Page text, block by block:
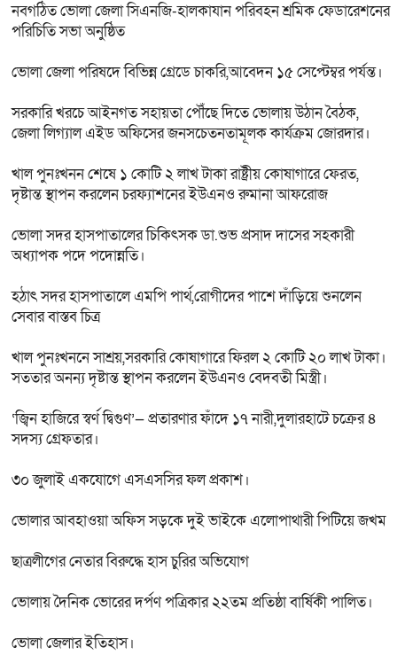
নবগঠিত ভোলা জেলা সিএনজি-হালকাযান পরিবহন শ্রমিক ফেডারেশনের
পরিচিতি সভা অনুষ্ঠিত
ভোলা জেলা পরিষদে বিভিন্ন গ্রেডে চাকরি,আবেদন ১৫ সেপ্টেম্বর পর্যন্ত।
সরকারি খরচে আইনগত সহায়তা পৌঁছে দিতে ভোলায় উঠান বৈঠক,
জেলা লিগ্যাল এইড অফিসের জনসচেতনতামূলক কার্যক্রম জোরদার।
খাল পুনঃখনন শেষে ১ কোটি ২ লাখ টাকা রাষ্ট্রীয় কোষাগারে ফেরত,
দৃষ্টান্ত স্থাপন করলেন চরফ্যাশনের ইউএনও রুমানা আফরোজ
ভোলা সদর হাসপাতালের চিকিৎসক ডা.শুভ প্রসাদ দাসের সহকারী
অধ্যাপক পদে পদোন্নতি।
হঠাৎ সদর হাসপাতালে এমপি পার্থ,রোগীদের পাশে দাঁড়িয়ে শুনলেন
সেবার বাস্তব চিত্র
খাল পুনঃখননে সাশ্রয়,সরকারি কোষাগারে ফিরল ২ কোটি ২০ লাখ টাকা।
সততার অনন্য দৃষ্টান্ত স্থাপন করলেন ইউএনও বেদবতী মিস্ত্রী।
‘জ্বিন হাজিরে স্বর্ণ দ্বিগুণ’— প্রতারণার ফাঁদে ১৭ নারী,দুলারহাটে চক্রের ৪
সদস্য গ্রেফতার।
৩০ জুলাই একযোগে এসএসসির ফল প্রকাশ।
ভোলার আবহাওয়া অফিস সড়কে দুই ভাইকে এলোপাথারী পিটিয়ে জখম
ছাত্রলীগের নেতার বিরুদ্ধে হাস চুরির অভিযোগ
ভোলায় দৈনিক ভোরের দর্পণ পত্রিকার ২২তম প্রতিষ্ঠা বার্ষিকী পালিত।
ভোলা জেলার ইতিহাস।